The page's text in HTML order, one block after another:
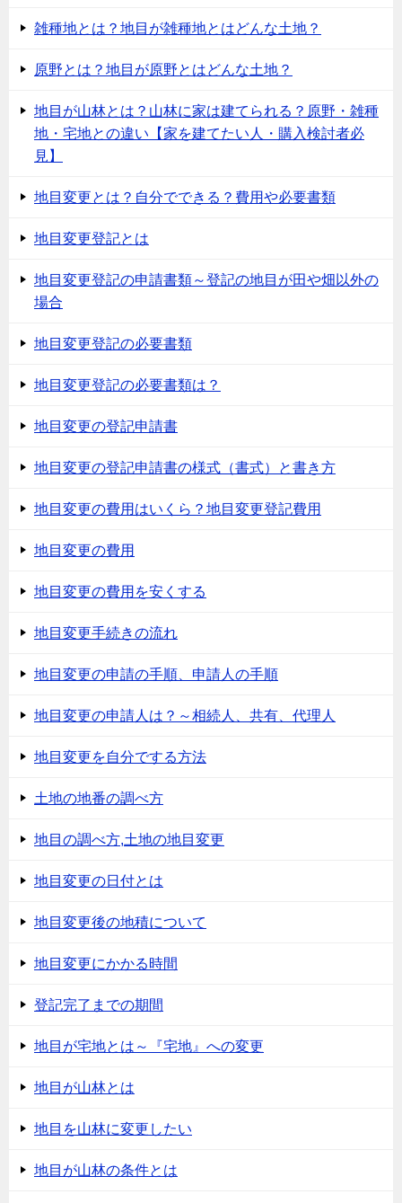
雑種地とは？地目が雑種地とはどんな土地？
原野とは？地目が原野とはどんな土地？
地目が山林とは？山林に家は建てられる？原野・雑種
地・宅地との違い【家を建てたい人・購入検討者必
見】
地目変更とは？自分でできる？費用や必要書類
地目変更登記とは
地目変更登記の申請書類～登記の地目が田や畑以外の
場合
地目変更登記の必要書類
地目変更登記の必要書類は？
地目変更の登記申請書
地目変更の登記申請書の様式（書式）と書き方
地目変更の費用はいくら？地目変更登記費用
地目変更の費用
地目変更の費用を安くする
地目変更手続きの流れ
地目変更の申請の手順、申請人の手順
地目変更の申請人は？～相続人、共有、代理人
地目変更を自分でする方法
土地の地番の調べ方
地目の調べ方,土地の地目変更
地目変更の日付とは
地目変更後の地積について
地目変更にかかる時間
登記完了までの期間
地目が宅地とは～『宅地』への変更
地目が山林とは
地目を山林に変更したい
地目が山林の条件とは